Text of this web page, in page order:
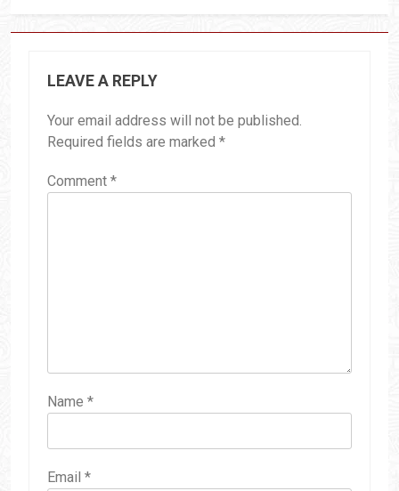
LEAVE A REPLY
Your email address will not be published.
Required fields are marked *
Comment *
Name *
Email *